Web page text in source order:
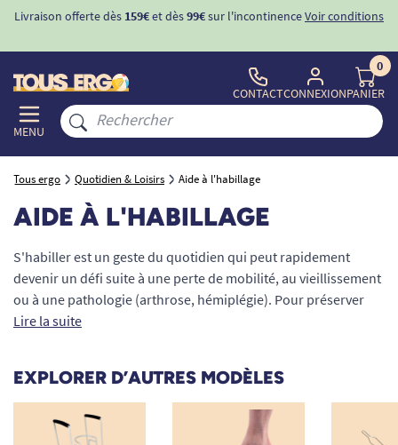
-10%avec le code "BIENVENUE" pourla 1ère commande
MENU
CONTACTCONNEXION
0
PANIER
Tous ergo Quotidien & Loisirs Aide à l'habillage
AIDE À L'HABILLAGE
S'habiller est un geste du quotidien qui peut rapidement
devenir un défi suite à une perte de mobilité, au vieillissement
ou à une pathologie (arthrose, hémiplégie). Pour préserver
votre autonomie et votre intimité, TOUS ERGO a sélectionné
chausse-pied à long
manchepour éviter de vous baisser, ou untire-bouton
soulager vos articulations, notre matériel ergonomique
sécurise votre routine. Ces accessoires soulagent également
Lire la suite
EXPLORER D’AUTRES MODÈLES